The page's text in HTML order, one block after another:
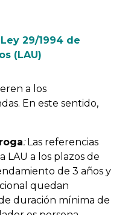
29/1994 de
(LAU)
a los
En este sentido,
:Las referencias
LAU a los plazos de
de 3 años y
quedan
duración mínima de